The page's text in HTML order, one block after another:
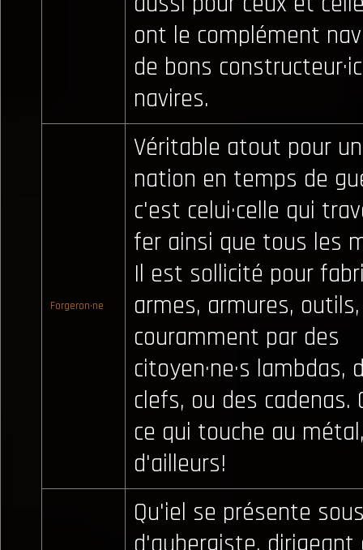
ont le complément
de bons
navires.
Forgeron·ne
Véritable atout pour
nation en temps de
c'est celui·celle qui
fer ainsi que tous les
Il est sollicité pour
armes, armures,
couramment par des
citoyen·ne·s lambdas,
clefs, ou des cadenas.
ce qui touche au
d'ailleurs!
Qu'iel se présente